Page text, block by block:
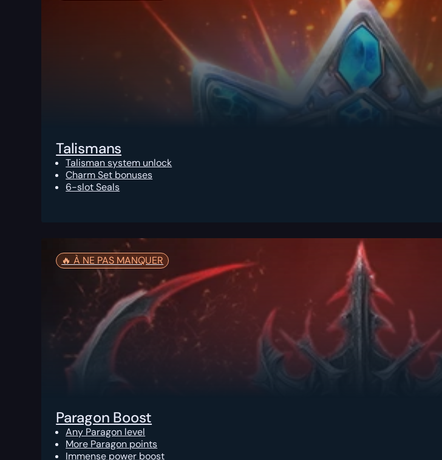
Talismans
Talisman system unlock
Charm Set bonuses
6-slot Seals
🔥️ À NE PAS MANQUER
Paragon Boost
Any Paragon level
More Paragon points
Immense power boost